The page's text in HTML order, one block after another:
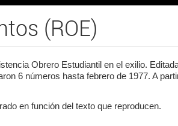
(ROE)
Obrero Estudiantil en el exilio.
6 números hasta febrero de 1977. A
en función del texto que reproducen.